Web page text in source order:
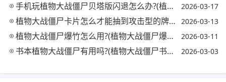
手机玩植物大战僵尸贝塔版闪退怎么办?(植物大战僵尸贝塔版为什么进不去手机) 2026-03-17
植物大战僵尸卡片怎么才能抽到攻击型的牌?(植物大战僵尸卡片抽卡技巧) 2026-03-13
植物大战僵尸爆竹怎么用?(植物大战僵尸爆竹怎么用视频) 2026-03-11
书本植物大战僵尸有用吗?(植物大战僵尸书哪个系列最好看) 2026-03-03